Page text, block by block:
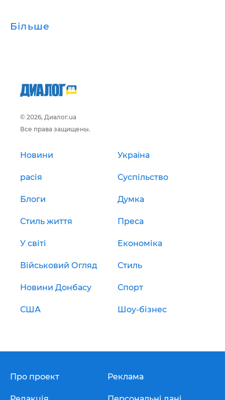
Більше
© 2026, Диалог.ua
Все права защищены.
Новини Україна
расія Суспільство
Блоги Думка
Стиль життя Преса
У світі Економіка
Військовий Огляд Стиль
Новини Донбасу Спорт
США Шоу-бізнес
Про проект Реклама